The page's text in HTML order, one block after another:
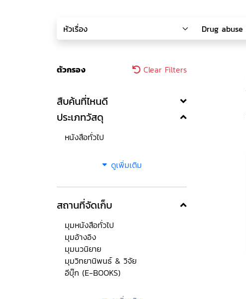
ตัวกรอง Clear Filters
สืบค้นที่ไหนดี
ประเภทวัสดุ
หนังสือทั่วไป
ดูเพิ่มเติม
สถานที่จัดเก็บ
มุมหนังสือทั่วไป
มุมอ้างอิง
มุมนวนิยาย
มุมวิทยานิพนธ์ & วิจัย
อีบุ๊ก (E-BOOKS)